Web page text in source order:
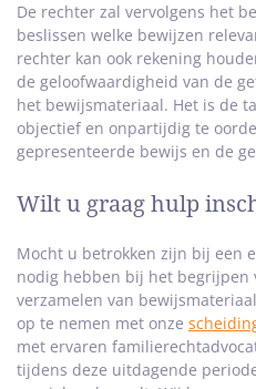
De rechter zal vervolgens het
beslissen welke bewijzen
rechter kan ook rekening
de geloofwaardigheid van de
het bewijsmateriaal. Het is de
objectief en onpartijdig te
gepresenteerde bewijs en de
Wilt u graag hulp
Mocht u betrokken zijn bij een
nodig hebben bij het begrijpen
verzamelen van
op te nemen met onze
met ervaren
tijdens deze uitdagende